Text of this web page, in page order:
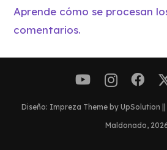
Aprende cómo se procesan
comentarios.
Diseño: Impreza Theme by UpSolution
Maldonado,